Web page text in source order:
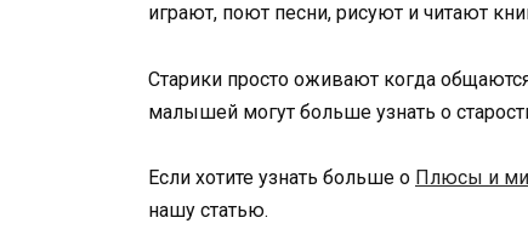
играют, поют песни, рисуют и читают
Старики просто оживают когда
малышей могут больше узнать о
Если хотите узнать больше о Плюсы и
нашу статью.